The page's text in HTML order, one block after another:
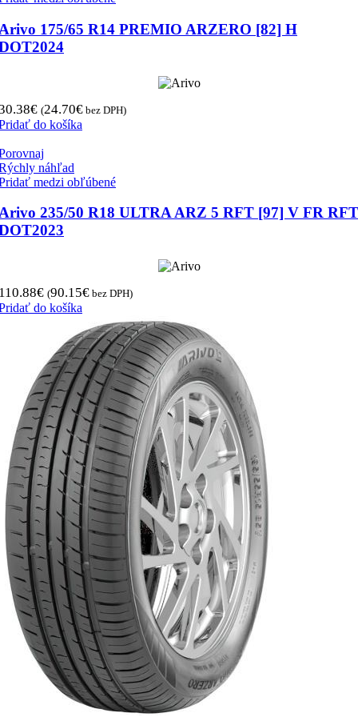
175/65 R14 PREMIO ARZERO [82] H
€ (24.70€ bez DPH)
do košíka
náhľad
medzi obľúbené
235/50 R18 ULTRA ARZ 5 RFT [97] V FR RFT
€ (90.15€ bez DPH)
do košíka